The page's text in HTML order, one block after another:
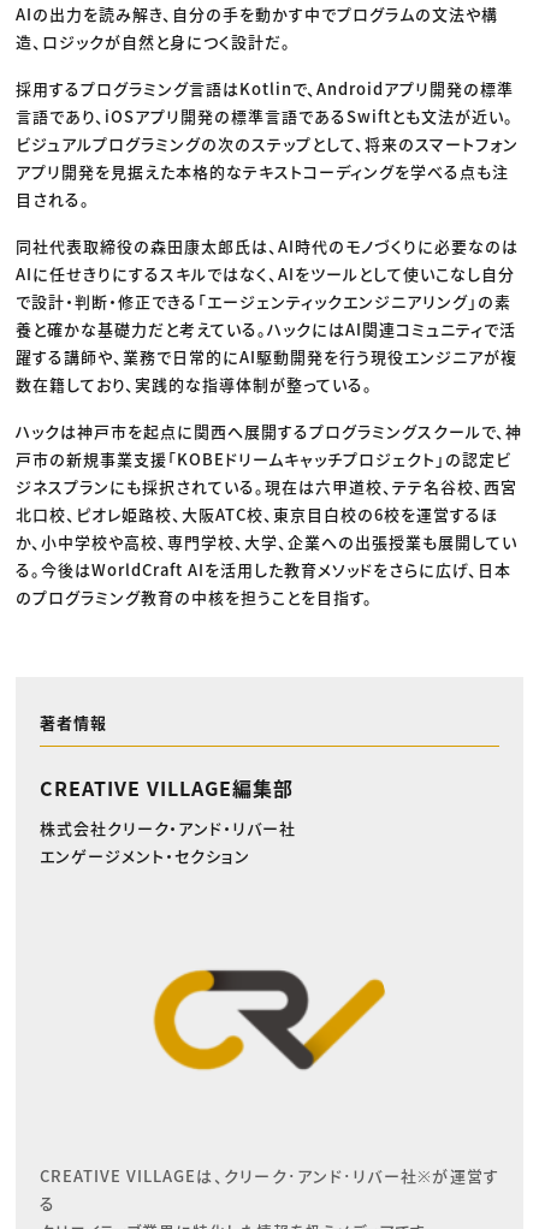
AIの出力を読み解き、自分の手を動かす中でプログラムの文法や構
造、ロジックが自然と身につく設計だ。
採用するプログラミング言語はKotlinで、Androidアプリ開発の標準
言語であり、iOSアプリ開発の標準言語であるSwiftとも文法が近い。
ビジュアルプログラミングの次のステップとして、将来のスマートフォン
アプリ開発を見据えた本格的なテキストコーディングを学べる点も注
目される。
同社代表取締役の森田康太郎氏は、AI時代のモノづくりに必要なのは
AIに任せきりにするスキルではなく、AIをツールとして使いこなし自分
で設計・判断・修正できる「エージェンティックエンジニアリング」の素
養と確かな基礎力だと考えている。ハックにはAI関連コミュニティで活
躍する講師や、業務で日常的にAI駆動開発を行う現役エンジニアが複
数在籍しており、実践的な指導体制が整っている。
ハックは神戸市を起点に関西へ展開するプログラミングスクールで、神
戸市の新規事業支援「KOBEドリームキャッチプロジェクト」の認定ビ
ジネスプランにも採択されている。現在は六甲道校、テテ名谷校、西宮
北口校、ピオレ姫路校、大阪ATC校、東京目白校の6校を運営するほ
か、小中学校や高校、専門学校、大学、企業への出張授業も展開してい
る。今後はWorldCraft AIを活用した教育メソッドをさらに広げ、日本
のプログラミング教育の中核を担うことを目指す。
著者情報
CREATIVE VILLAGE編集部
株式会社クリーク・アンド・リバー社
エンゲージメント・セクション
CREATIVE VILLAGEは、クリーク･アンド･リバー社※が運営す
る